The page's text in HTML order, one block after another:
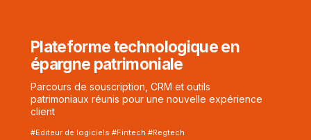
Plateforme technologique en
épargne patrimoniale
Parcours de souscription, CRM et outils
patrimoniaux réunis pour une nouvelle expérience
client
#Editeur de logiciels #Fintech #Regtech